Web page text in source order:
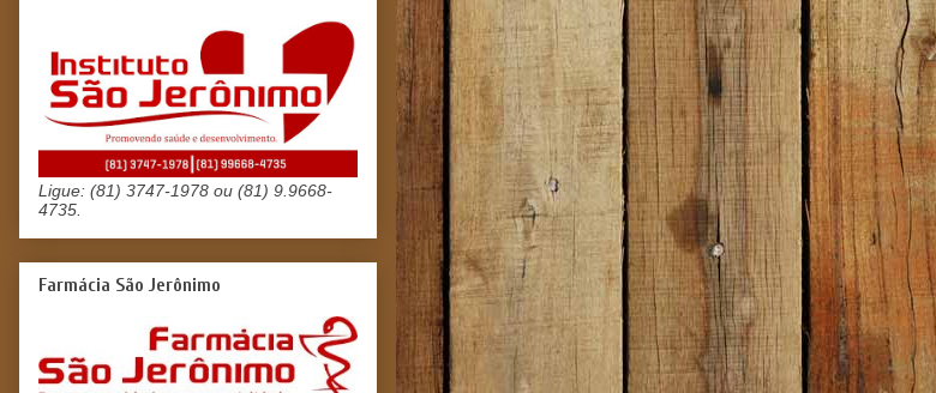
Ligue: (81) 3747-1978 ou (81) 9.9668-
4735.
Farmácia São Jerônimo